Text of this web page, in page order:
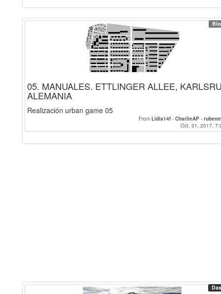
05. MANUALES. ETTLINGER ALLEE,
ALEMANIA
Realización urban game 05
From Lidia14f - CharlieAP -
Oct. 31, 2017,